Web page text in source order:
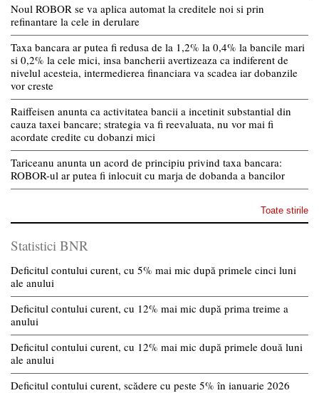
Noul ROBOR se va aplica automat la creditele noi si prin
refinantare la cele in derulare
Taxa bancara ar putea fi redusa de la 1,2% la 0,4% la bancile mari
si 0,2% la cele mici, insa bancherii avertizeaza ca indiferent de
nivelul acesteia, intermedierea financiara va scadea iar dobanzile
vor creste
Raiffeisen anunta ca activitatea bancii a incetinit substantial din
cauza taxei bancare; strategia va fi reevaluata, nu vor mai fi
acordate credite cu dobanzi mici
Tariceanu anunta un acord de principiu privind taxa bancara:
ROBOR-ul ar putea fi inlocuit cu marja de dobanda a bancilor
Toate stirile
Statistici BNR
Deficitul contului curent, cu 5% mai mic după primele cinci luni
ale anului
Deficitul contului curent, cu 12% mai mic după prima treime a
anului
Deficitul contului curent, cu 12% mai mic după primele două luni
ale anului
Deficitul contului curent, scădere cu peste 5% în ianuarie 2026